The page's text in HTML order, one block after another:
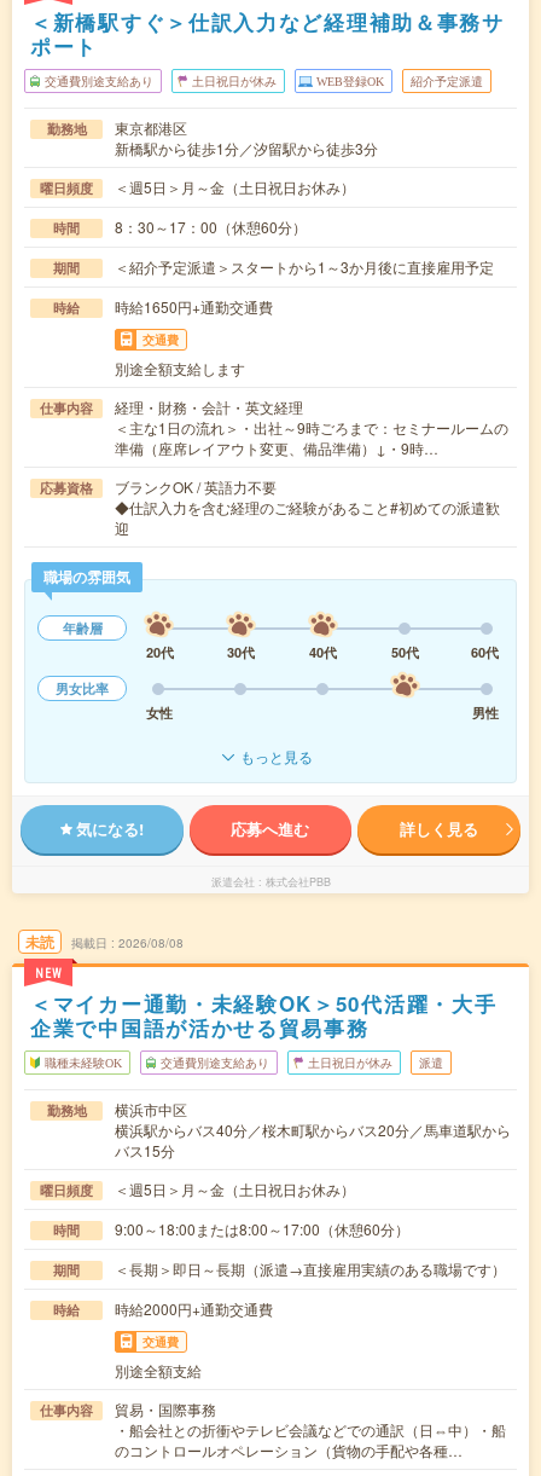
＜新橋駅すぐ＞仕訳入力など経理補助＆事務サ
ポート
交通費別途支給あり 土日祝日が休み WEB登録OK 紹介予定派遣
勤務地
東京都港区
新橋駅から徒歩1分／汐留駅から徒歩3分
曜日頻度 ＜週5日＞月～金（土日祝日お休み）
時間 8：30～17：00（休憩60分）
期間 ＜紹介予定派遣＞スタートから1～3か月後に直接雇用予定
時給 時給1650円+通勤交通費
交通費
別途全額支給します
仕事内容
経理・財務・会計・英文経理
＜主な1日の流れ＞・出社～9時ごろまで：セミナールームの
準備（座席レイアウト変更、備品準備）↓・9時…
応募資格
ブランクOK / 英語力不要
◆仕訳入力を含む経理のご経験があること#初めての派遣歓
迎
職場の雰囲気
年齢層
20代
30代 40代 50代
60代
男女比率
女性
男性
もっと見る
気になる! 応募へ進む 詳しく見る
派遣会社 株式会社PBB
未読
NEW
掲載日 2026/08/08
＜マイカー通勤・未経験OK＞50代活躍・大手
企業で中国語が活かせる貿易事務
職種未経験OK 交通費別途支給あり 土日祝日が休み 派遣
勤務地
横浜市中区
横浜駅からバス40分／桜木町駅からバス20分／馬車道駅から
バス15分
曜日頻度 ＜週5日＞月～金（土日祝日お休み）
時間 9:00～18:00または8:00～17:00（休憩60分）
期間 ＜長期＞即日～長期（派遣→直接雇用実績のある職場です）
時給 時給2000円+通勤交通費
交通費
別途全額支給
仕事内容
貿易・国際事務
・船会社との折衝やテレビ会議などでの通訳（日⇔中）・船
のコントロールオペレーション（貨物の手配や各種…